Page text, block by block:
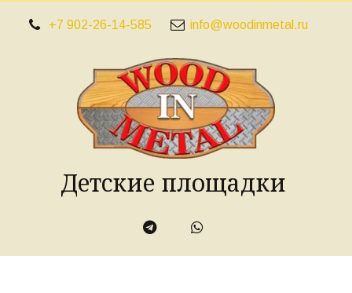
+7 902-26-14-585 info@woodinmetal.ru
Детские площадки